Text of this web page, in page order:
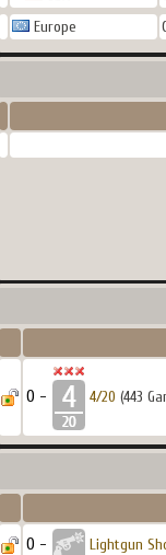
Europe
0 - 4/20 (443
0 - Lightgun